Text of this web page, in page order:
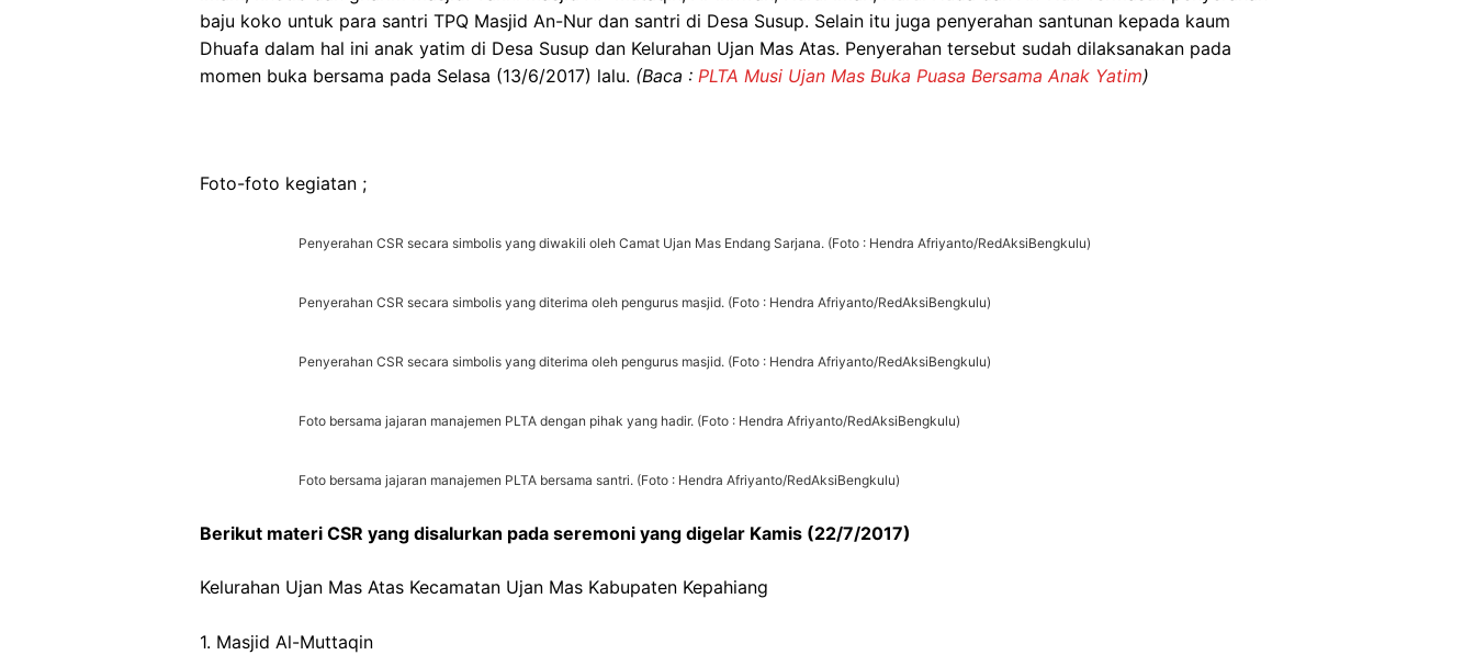
baju koko untuk para santri TPQ Masjid An-Nur dan santri di Desa Susup. Selain itu juga penyerahan santunan kepada kaum
Dhuafa dalam hal ini anak yatim di Desa Susup dan Kelurahan Ujan Mas Atas. Penyerahan tersebut sudah dilaksanakan pada
momen buka bersama pada Selasa (13/6/2017) lalu. (Baca : PLTA Musi Ujan Mas Buka Puasa Bersama Anak Yatim)
Foto-foto kegiatan ;
Penyerahan CSR secara simbolis yang diwakili oleh Camat Ujan Mas Endang Sarjana. (Foto : Hendra Afriyanto/RedAksiBengkulu)
Penyerahan CSR secara simbolis yang diterima oleh pengurus masjid. (Foto : Hendra Afriyanto/RedAksiBengkulu)
Penyerahan CSR secara simbolis yang diterima oleh pengurus masjid. (Foto : Hendra Afriyanto/RedAksiBengkulu)
Foto bersama jajaran manajemen PLTA dengan pihak yang hadir. (Foto : Hendra Afriyanto/RedAksiBengkulu)
Foto bersama jajaran manajemen PLTA bersama santri. (Foto : Hendra Afriyanto/RedAksiBengkulu)
Berikut materi CSR yang disalurkan pada seremoni yang digelar Kamis (22/7/2017)
Kelurahan Ujan Mas Atas Kecamatan Ujan Mas Kabupaten Kepahiang
1. Masjid Al-Muttaqin